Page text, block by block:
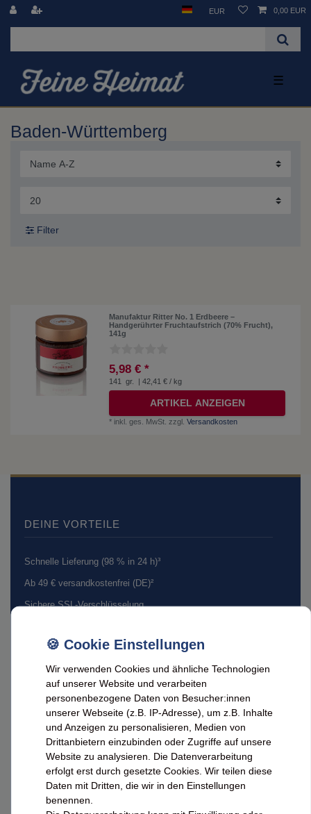
EUR 0,00 EUR
☰
Baden-Württemberg
Filter
Manufaktur Ritter No. 1 Erdbeere –
Handgerührter Fruchtaufstrich (70% Frucht),
141g
5,98 € *
141 gr. | 42,41 € / kg
ARTIKEL ANZEIGEN
* inkl. ges. MwSt. zzgl.Versandkosten
DEINE VORTEILE
Schnelle Lieferung (98 % in 24 h)³
Ab 49 € versandkostenfrei (DE)²
Sichere SSL-Verschlüsselung
FEINEHEIMAT
Über uns
Feine Heimat auf Facebook
BERATUNG & KONTAKT
Beratung unter:
0800 - 10 11 800¹
Wir verwenden Cookies und ähnliche Technologien
auf unserer Website und verarbeiten
personenbezogene Daten von Besucher:innen
unserer Webseite (z.B. IP-Adresse), um z.B. Inhalte
und Anzeigen zu personalisieren, Medien von
Drittanbietern einzubinden oder Zugriffe auf unsere
Website zu analysieren. Die Datenverarbeitung
erfolgt erst durch gesetzte Cookies. Wir teilen diese
Daten mit Dritten, die wir in den Einstellungen
benennen.